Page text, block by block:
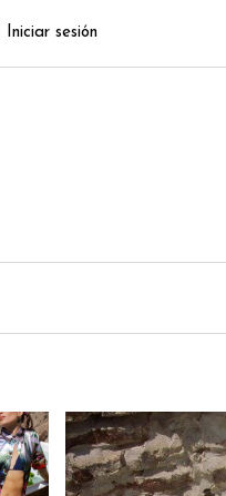
Iniciar sesión